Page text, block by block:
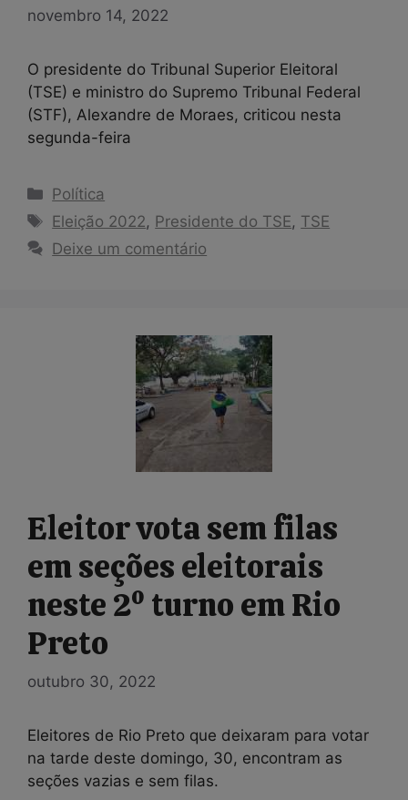
novembro 14, 2022
O presidente do Tribunal Superior Eleitoral
(TSE) e ministro do Supremo Tribunal Federal
(STF), Alexandre de Moraes, criticou nesta
segunda-feira
Categorias
Política
Tags
Eleição 2022, Presidente do TSE, TSE
Deixe um comentário
Eleitor vota sem filas
em seções eleitorais
neste 2º turno em Rio
Preto
outubro 30, 2022
Eleitores de Rio Preto que deixaram para votar
na tarde deste domingo, 30, encontram as
seções vazias e sem filas.